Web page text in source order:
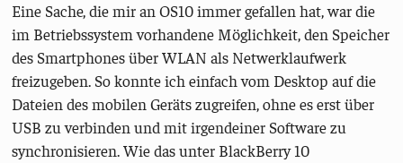
Eine Sache, die mir an OS10 immer gefallen hat, war die
im Betriebssystem vorhandene Möglichkeit, den Speicher
des Smartphones über WLAN als Netwerklaufwerk
freizugeben. So konnte ich einfach vom Desktop auf die
Dateien des mobilen Geräts zugreifen, ohne es erst über
USB zu verbinden und mit irgendeiner Software zu
synchronisieren. Wie das unter BlackBerry 10